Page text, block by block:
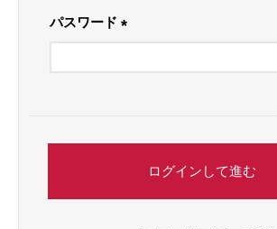
パスワード
(必
ログインして進む